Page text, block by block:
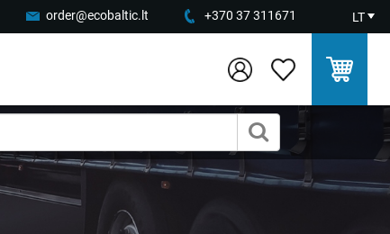
order@ecobaltic.lt +370 37 311671 LT